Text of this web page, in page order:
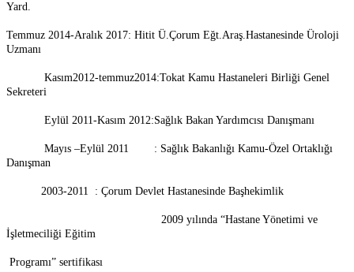
Yard.
Temmuz 2014-Aralık 2017: Hitit Ü.Çorum Eğt.Araş.Hastanesinde Üroloji
Uzmanı
Kasım2012-temmuz2014:Tokat Kamu Hastaneleri Birliği Genel
Sekreteri
Eylül 2011-Kasım 2012:Sağlık Bakan Yardımcısı Danışmanı
Mayıs –Eylül 2011 : Sağlık Bakanlığı Kamu-Özel Ortaklığı
Danışman
2003-2011 : Çorum Devlet Hastanesinde Başhekimlik
2009 yılında “Hastane Yönetimi ve
İşletmeciliği Eğitim
Programı” sertifikası